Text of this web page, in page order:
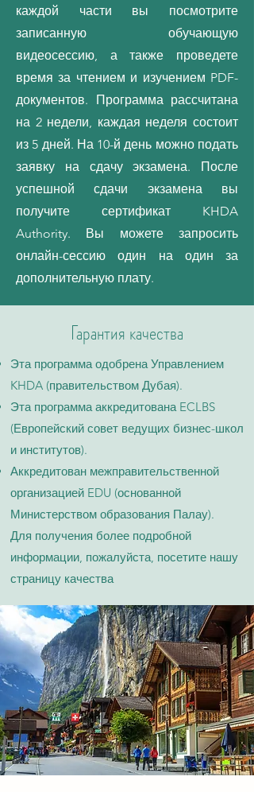
каждой части вы посмотрите
записанную обучающую
видеосессию, а также проведете
время за чтением и изучением PDF-
документов. Программа рассчитана
на 2 недели, каждая неделя состоит
из 5 дней. На 10-й день можно подать
заявку на сдачу экзамена. После
успешной сдачи экзамена вы
получите сертификат KHDA
Authority. Вы можете запросить
онлайн-сессию один на один за
дополнительную плату.
Гарантия качества
Эта программа одобрена Управлением
KHDA (правительством Дубая).
Эта программа аккредитована ECLBS
(Европейский совет ведущих бизнес-школ
и институтов).
Аккредитован межправительственной
организацией EDU (основанной
Министерством образования Палау).
Для получения более подробной
информации, пожалуйста, посетите нашу
страницу качества​